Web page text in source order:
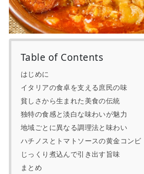
Table of Contents
はじめに
イタリアの食卓を支える庶民の味
貧しさから生まれた美食の伝統
独特の食感と淡白な味わいが魅力
地域ごとに異なる調理法と味わい
ハチノスとトマトソースの黄金コンビ
じっくり煮込んで引き出す旨味
まとめ